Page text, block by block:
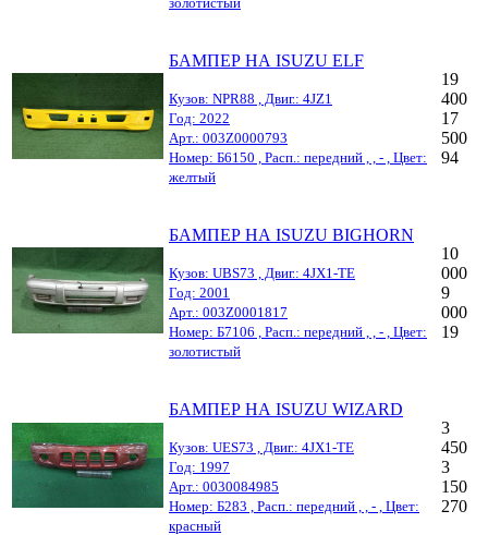
БАМПЕР НА ISUZU ELF
Кузов: NPR88 , Двиг.: 4JZ1
Год: 2022
Арт.: 003Z0000793
Номер: Б6150 , Расп.: передний , , - , Цвет:
желтый
19
400
17
500
94
БАМПЕР НА ISUZU BIGHORN
Кузов: UBS73 , Двиг.: 4JX1-TE
Год: 2001
Арт.: 003Z0001817
Номер: Б7106 , Расп.: передний , , - , Цвет:
золотистый
10
000
9
000
19
БАМПЕР НА ISUZU WIZARD
Кузов: UES73 , Двиг.: 4JX1-TE
Год: 1997
Арт.: 0030084985
Номер: Б283 , Расп.: передний , , - , Цвет:
красный
3
450
3
150
270